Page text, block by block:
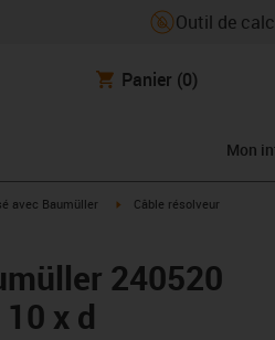
Outil de
Panier (0)
Mon
avec Baumüller igus-icon-arrow-right
Câble résolveur
240520
x d